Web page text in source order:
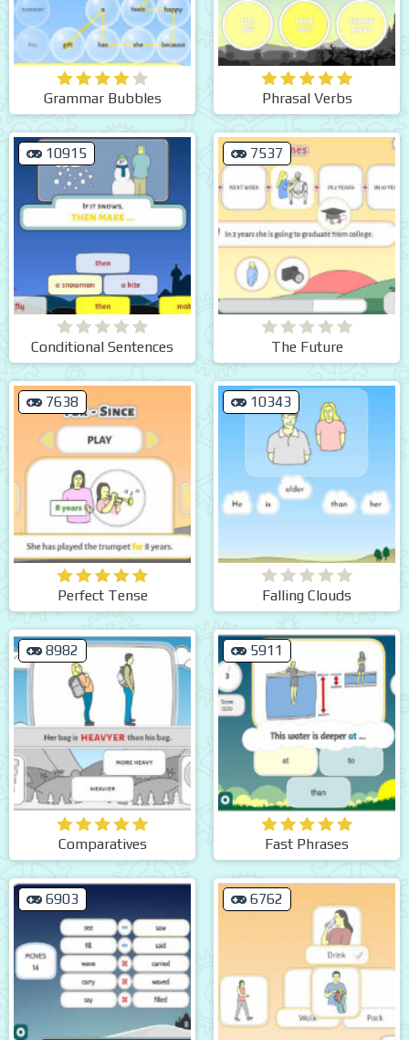
Grammar Bubbles Phrasal Verbs
10915
Conditional Sentences
7537
The Future
7638
Perfect Tense
10343
Falling Clouds
8982
Comparatives
5911
Fast Phrases
6903 6762